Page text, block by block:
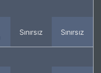
Sınırsız Sınırsız